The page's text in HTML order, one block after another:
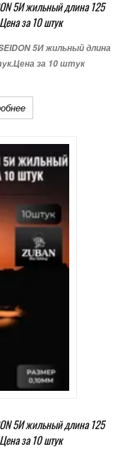
5И жильный длина 125
за 10 штук
5И жильный длина
за 10 штук
5И жильный длина 125
за 10 штук